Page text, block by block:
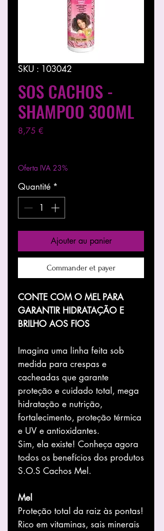
SKU : 103042
SOS CACHOS -
SHAMPOO 300ML
8,75 €
Oferta IVA 23%
Quantité *
Ajouter au panier
Commander et payer
CONTE COM O MEL PARA
GARANTIR HIDRATAÇÃO E
BRILHO AOS FIOS
Imagina uma linha feita sob
medida para crespas e
cacheadas que garante
proteção e cuidado total, mega
hidratação e nutrição,
fortalecimento, proteção térmica
e UV e antioxidantes.
Sim, ela existe! Conheça agora
todos os benefícios dos produtos
S.O.S Cachos Mel.
Mel
Proteção total da raiz às pontas!
Rico em vitaminas, sais minerais